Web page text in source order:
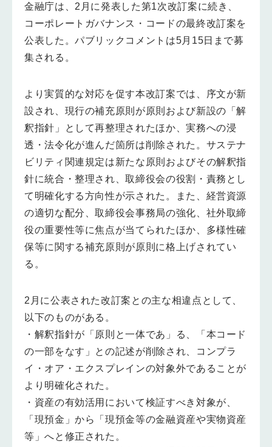
金融庁は、2月に発表した第1次改訂案に続き、
コーポレートガバナンス・コードの最終改訂案を
公表した。パブリックコメントは5月15日まで募
集される。
より実質的な対応を促す本改訂案では、序文が新
設され、現行の補充原則が原則および新設の「解
釈指針」として再整理されたほか、実務への浸
透・法令化が進んだ箇所は削除された。サステナ
ビリティ関連規定は新たな原則およびその解釈指
針に統合・整理され、取締役会の役割・責務とし
て明確化する方向性が示された。また、経営資源
の適切な配分、取締役会事務局の強化、社外取締
役の重要性等に焦点が当てられたほか、多様性確
保等に関する補充原則が原則に格上げされてい
る。
2月に公表された改訂案との主な相違点として、
以下のものがある。
・解釈指針が「原則と一体であ」る、「本コード
の一部をなす」との記述が削除され、コンプラ
イ・オア・エクスプレインの対象外であることが
より明確化された。
・資産の有効活用において検証すべき対象が、
「現預金」から「現預金等の金融資産や実物資産
等」へと修正された。